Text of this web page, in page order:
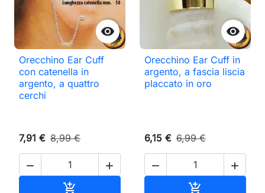

Orecchino Ear Cuff
con catenella in
argento, a quattro
cerchi
7,91 € 8,99 €
 


Orecchino Ear Cuff in
argento, a fascia liscia
placcato in oro
6,15 € 6,99 €
 
